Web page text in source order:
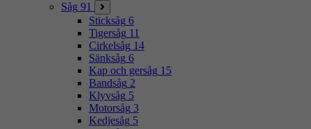
Såg 91
Sticksåg 6
Tigersåg 11
Cirkelsåg 14
Sänksåg 6
Kap och gersåg 15
Bandsåg 2
Klyvsåg 5
Motorsåg 3
Kedjesåg 5